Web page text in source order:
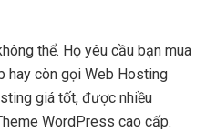
thể. Họ yêu cầu bạn mua
hay còn gọi Web Hosting
giá tốt, được nhiều
WordPress cao cấp.